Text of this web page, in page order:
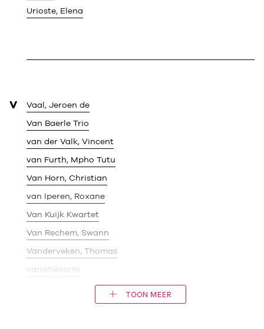
Urioste, Elena
V Vaal, Jeroen de
Van Baerle Trio
van der Valk, Vincent
van Furth, Mpho Tutu
Van Horn, Christian
van Iperen, Roxane
Van Kuijk Kwartet
Van Rechem, Swann
Vanderveken, Thomas
variatievorm
TOON MEER